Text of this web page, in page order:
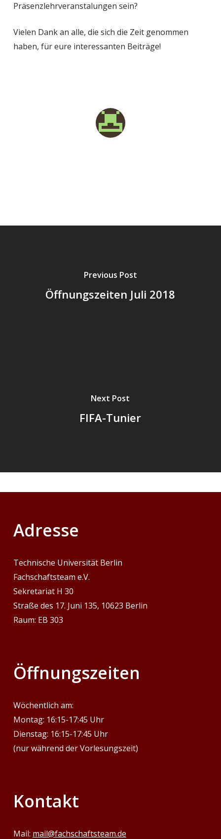
Präsenzlehrveranstalungen sein?
Vielen Dank an alle, die sich die Zeit genommen
haben, für eure interessanten Beiträge!
Previous Post
Öffnungszeiten Juli 2018
Next Post
FIFA-Tunier
Adresse
Technische Universität Berlin
Fachschaftsteam e.V.
Sekretariat H 30
Straße des 17. Juni 135, 10623 Berlin
Raum: EB 303
‎Öffnungszeiten
Wöchentlich am:
Montag: 16:15-17:45 Uhr
Dienstag: 16:15-17:45 Uhr
(nur während der Vorlesungszeit)
Kontakt
Mail: mail@fachschaftsteam.de